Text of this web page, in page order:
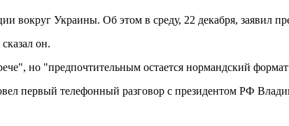
вокруг Украины. Об этом в среду, 22 декабря, заявил
он.
но "предпочтительным остается нормандский
первый телефонный разговор с президентом РФ